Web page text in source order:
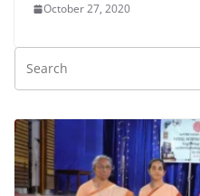
October 27, 2020